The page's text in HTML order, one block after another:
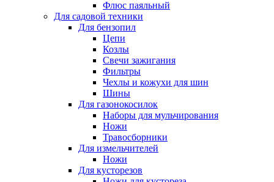
Флюс паяльный
Для садовой техники
Для бензопил
Цепи
Козлы
Свечи зажигания
Фильтры
Чехлы и кожухи для шин
Шины
Для газонокосилок
Наборы для мульчирования
Ножи
Травосборники
Для измельчителей
Ножи
Для кусторезов